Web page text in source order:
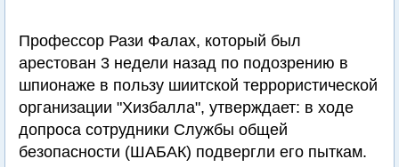
Профессор Рази Фалах, который был
арестован 3 недели назад по подозрению в
шпионаже в пользу шиитской террористической
организации "Хизбалла", утверждает: в ходе
допроса сотрудники Службы общей
безопасности (ШАБАК) подвергли его пыткам.